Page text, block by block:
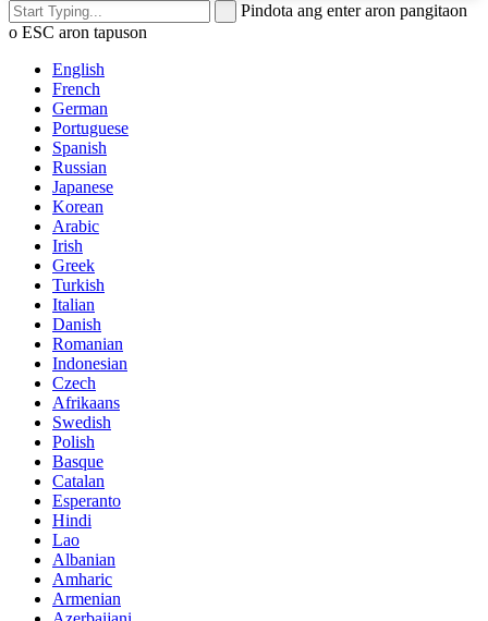
Pindota ang enter aron pangitaon
o ESC aron tapuson
English
French
German
Portuguese
Spanish
Russian
Japanese
Korean
Arabic
Irish
Greek
Turkish
Italian
Danish
Romanian
Indonesian
Czech
Afrikaans
Swedish
Polish
Basque
Catalan
Esperanto
Hindi
Lao
Albanian
Amharic
Armenian